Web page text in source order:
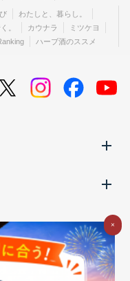
わたしと、暮らし。
。 カウナラ
ミツケヨ
ハーブ酒のススメ
×